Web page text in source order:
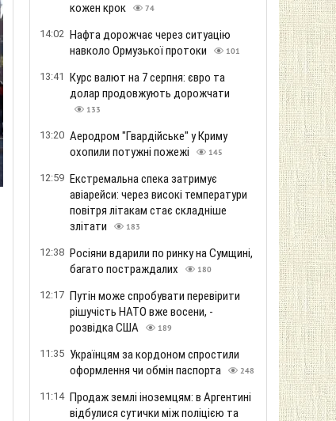
кожен крок
74
14:02 Нафта дорожчає через ситуацію
навколо Ормузької протоки
101
13:41 Курс валют на 7 серпня: євро та
долар продовжують дорожчати
133
13:20 Аеродром "Гвардійське" у Криму
охопили потужні пожежі
145
12:59 Екстремальна спека затримує
авіарейси: через високі температури
повітря літакам стає складніше
злітати
183
12:38 Росіяни вдарили по ринку на Сумщині,
багато постраждалих
180
12:17 Путін може спробувати перевірити
рішучість НАТО вже восени, -
розвідка США
189
11:35 Українцям за кордоном спростили
оформлення чи обмін паспорта
248
11:14 Продаж землі іноземцям: в Аргентині
відбулися сутички між поліцією та